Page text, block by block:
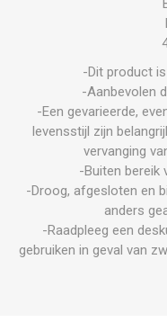
-Dit product
-Aanbevolen
-Een gevarieerde,
levensstijl zijn
vervanging
-Buiten bereik
-Droog, afgesloten en
anders
-Raadpleeg een
gebruiken in geval van